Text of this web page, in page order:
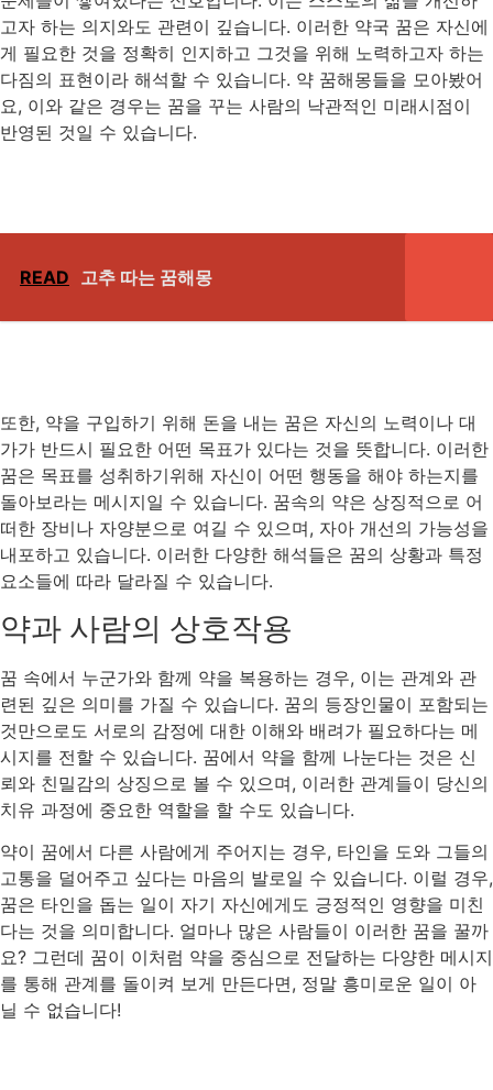
고자 하는 의지와도 관련이 깊습니다. 이러한 약국 꿈은 자신에
게 필요한 것을 정확히 인지하고 그것을 위해 노력하고자 하는
다짐의 표현이라 해석할 수 있습니다. 약 꿈해몽들을 모아봤어
요, 이와 같은 경우는 꿈을 꾸는 사람의 낙관적인 미래시점이
반영된 것일 수 있습니다.
READ 고추 따는 꿈해몽
또한, 약을 구입하기 위해 돈을 내는 꿈은 자신의 노력이나 대
가가 반드시 필요한 어떤 목표가 있다는 것을 뜻합니다. 이러한
꿈은 목표를 성취하기위해 자신이 어떤 행동을 해야 하는지를
돌아보라는 메시지일 수 있습니다. 꿈속의 약은 상징적으로 어
떠한 장비나 자양분으로 여길 수 있으며, 자아 개선의 가능성을
내포하고 있습니다. 이러한 다양한 해석들은 꿈의 상황과 특정
요소들에 따라 달라질 수 있습니다.
약과 사람의 상호작용
꿈 속에서 누군가와 함께 약을 복용하는 경우, 이는 관계와 관
련된 깊은 의미를 가질 수 있습니다. 꿈의 등장인물이 포함되는
것만으로도 서로의 감정에 대한 이해와 배려가 필요하다는 메
시지를 전할 수 있습니다. 꿈에서 약을 함께 나눈다는 것은 신
뢰와 친밀감의 상징으로 볼 수 있으며, 이러한 관계들이 당신의
치유 과정에 중요한 역할을 할 수도 있습니다.
약이 꿈에서 다른 사람에게 주어지는 경우, 타인을 도와 그들의
고통을 덜어주고 싶다는 마음의 발로일 수 있습니다. 이럴 경우,
꿈은 타인을 돕는 일이 자기 자신에게도 긍정적인 영향을 미친
다는 것을 의미합니다. 얼마나 많은 사람들이 이러한 꿈을 꿀까
요? 그런데 꿈이 이처럼 약을 중심으로 전달하는 다양한 메시지
를 통해 관계를 돌이켜 보게 만든다면, 정말 흥미로운 일이 아
닐 수 없습니다!